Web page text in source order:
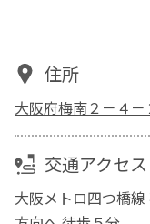
住所
大阪府梅南２－４－
交通アクセス
大阪メトロ四つ橋